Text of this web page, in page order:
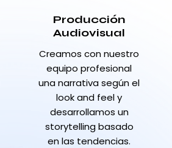
Producción
Audiovisual
Creamos con nuestro
equipo profesional
una narrativa según el
look and feel y
desarrollamos un
storytelling basado
en las tendencias.